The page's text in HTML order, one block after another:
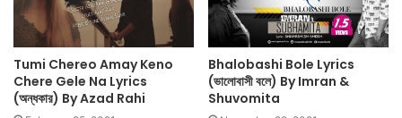
Tumi Chereo Amay Keno
Chere Gele Na Lyrics
(অন্ধকার) By Azad Rahi
Bhalobashi Bole Lyrics
(ভালোবাসী বলে) By Imran &
Shuvomita